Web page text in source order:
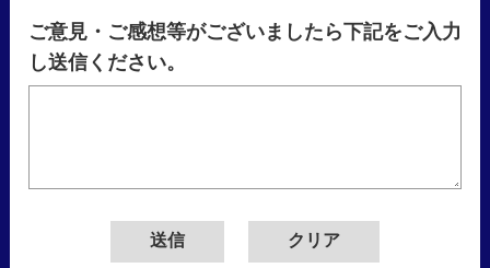
ご意見・ご感想等がございましたら下記をご入力
し送信ください。